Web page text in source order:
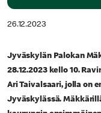
26.12.2023
Jyväskylän Palokan
28.12.2023 kello 10.
Ari Taivalsaari, jolla on
Jyväskylässä.